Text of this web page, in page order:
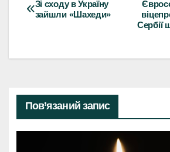
Навігація
Сербії
Зі сходу в Україну
зайшли «Шахеди»
Пов’язаний запис